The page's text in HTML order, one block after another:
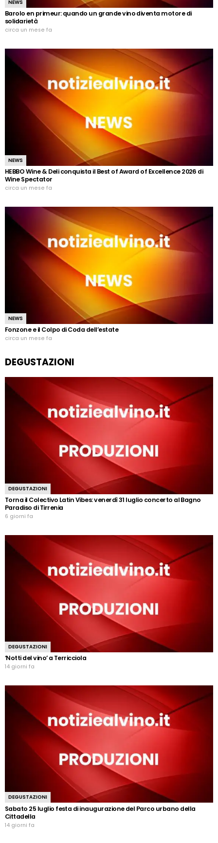
NEWS
Barolo en primeur: quando un grande vino diventa motore di
solidarietà
circa un mese fa
NEWS
HEBBO Wine & Deli conquista il Best of Award of Excellence 2026 di
Wine Spectator
circa un mese fa
NEWS
Fonzone e il Colpo di Coda dell’estate
circa un mese fa
DEGUSTAZIONI
DEGUSTAZIONI
Torna il Colectivo Latin Vibes: venerdì 31 luglio concerto al Bagno
Paradiso di Tirrenia
6 giorni fa
DEGUSTAZIONI
‘Notti del vino’ a Terricciola
14 giorni fa
DEGUSTAZIONI
Sabato 25 luglio festa di inaugurazione del Parco urbano della
Cittadella
14 giorni fa